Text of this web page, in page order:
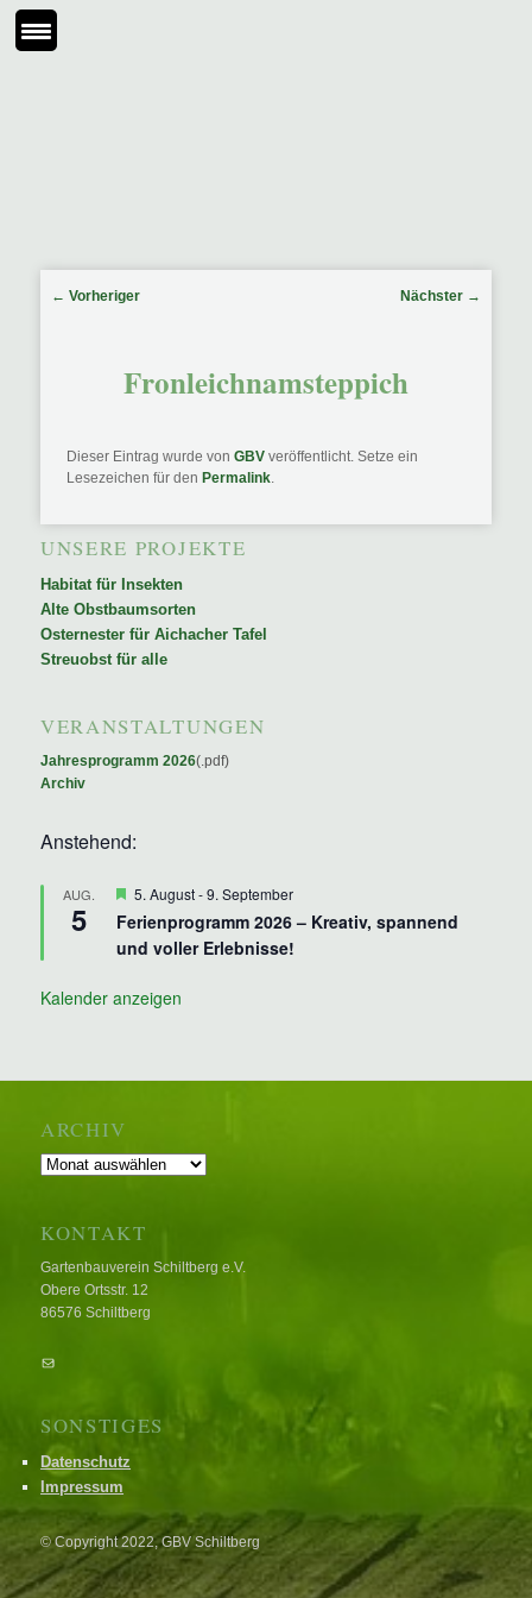
Beitragsnavigation
← Vorheriger Nächster →
Fronleichnamsteppich
Dieser Eintrag wurde von GBVveröffentlicht. Setze ein
Lesezeichen für den Permalink.
UNSERE PROJEKTE
Habitat für Insekten
Alte Obstbaumsorten
Osternester für Aichacher Tafel
Streuobst für alle
VERANSTALTUNGEN
Jahresprogramm 2026(.pdf)
Archiv
Anstehend:
AUG.
5
Hervorgehoben
5. August-9. September
Ferienprogramm 2026 – Kreativ, spannend
und voller Erlebnisse!
Kalender anzeigen
ARCHIV
Archiv
KONTAKT
Gartenbauverein Schiltberg e.V.
Obere Ortsstr. 12
86576 Schiltberg
E-Mail
SONSTIGES
Datenschutz
Impressum
© Copyright 2022, GBV Schiltberg